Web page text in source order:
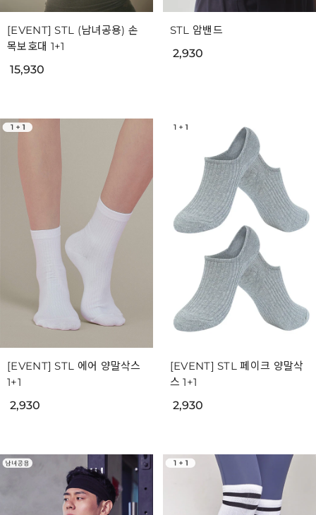
[EVENT] STL (남녀공용) 손
목보호대 1+1
15,930
STL 암밴드
2,930
[EVENT] STL 에어 양말삭스
1+1
2,930
[EVENT] STL 페이크 양말삭
스 1+1
2,930